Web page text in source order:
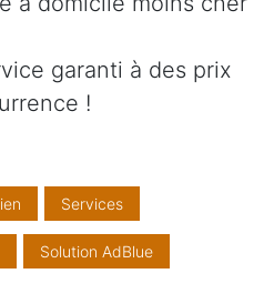
garanti à des prix
!
Services
Solution AdBlue